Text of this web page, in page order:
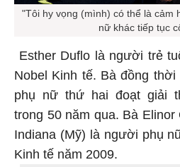
"Tôi hy vọng (mình) có thể là cảm
nữ khác tiếp tục
Esther Duflo là người trẻ
Nobel Kinh tế. Bà đồng
phụ nữ thứ hai đoạt giải
trong 50 năm qua. Bà
Indiana (Mỹ) là người phụ
Kinh tế năm 2009.